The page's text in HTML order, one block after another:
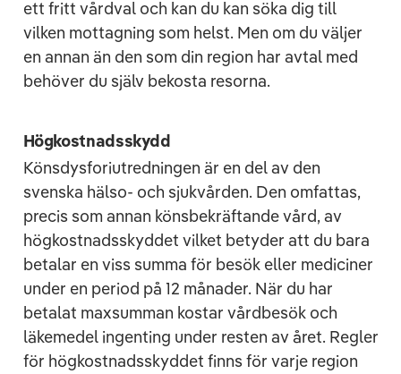
ett fritt vårdval och kan du kan söka dig till
vilken mottagning som helst. Men om du väljer
en annan än den som din region har avtal med
behöver du själv bekosta resorna.
Högkostnadsskydd
Könsdysforiutredningen är en del av den
svenska hälso- och sjukvården. Den omfattas,
precis som annan könsbekräftande vård, av
högkostnadsskyddet vilket betyder att du bara
betalar en viss summa för besök eller mediciner
under en period på 12 månader. När du har
betalat maxsumman kostar vårdbesök och
läkemedel ingenting under resten av året. Regler
för högkostnadsskyddet finns för varje region